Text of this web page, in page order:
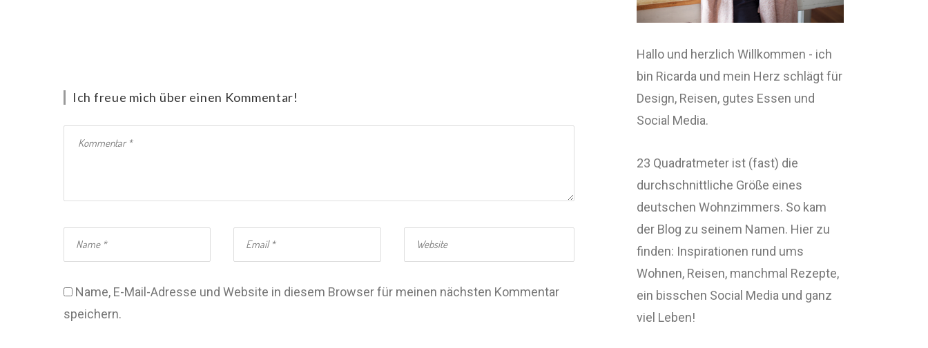
Ich freue mich über einen Kommentar!
Name, E-Mail-Adresse und Website in diesem Browser für meinen nächsten Kommentar
speichern.
Hallo und herzlich Willkommen - ich
bin Ricarda und mein Herz schlägt für
Design, Reisen, gutes Essen und
Social Media.
23 Quadratmeter ist (fast) die
durchschnittliche Größe eines
deutschen Wohnzimmers. So kam
der Blog zu seinem Namen. Hier zu
finden: Inspirationen rund ums
Wohnen, Reisen, manchmal Rezepte,
ein bisschen Social Media und ganz
viel Leben!